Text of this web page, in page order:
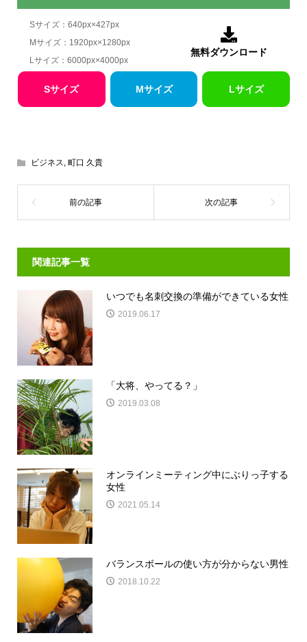
Sサイズ：640px×427px
Mサイズ：1920px×1280px
Lサイズ：6000px×4000px

無料ダウンロード
Sサイズ Mサイズ Lサイズ
ビジネス, 町口 久貴
関連記事一覧
いつでも名刺交換の準備ができている女性
2019.06.17
「大将、やってる？」
2019.03.08
オンラインミーティング中にぶりっ子する
女性
2021.05.14
バランスボールの使い方が分からない男性
2018.10.22